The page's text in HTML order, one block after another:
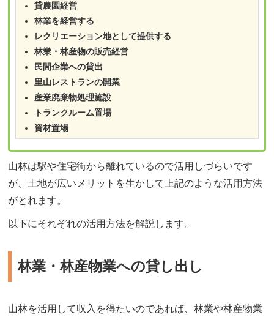
貸農園経営
林業を経営する
レクリエーション地として提供する
林業・林産物の販売経営
民間企業への貸出
里山レストランの開業
産業廃棄物処理施設
トランクルーム置場
資材置場
山林は駅や住宅街から離れているので活用しづらいです
が、土地が広いメリットを生かして上記のような活用方法
がとれます。
以下にそれぞれの活用方法を解説します。
林業・林産物業への貸し出し
山林を活用して収入を得たいのであれば、林業や林産物業